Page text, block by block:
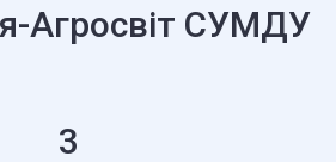
Агросвіт СУМДУ
3